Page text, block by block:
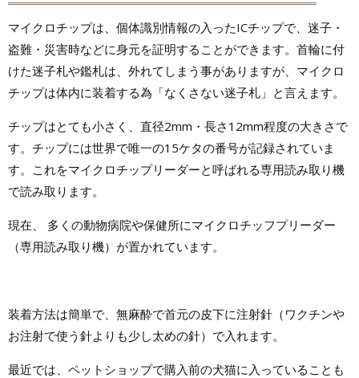
マイクロチップは、個体識別情報の入ったICチップで、迷子・
盗難・災害時などに身元を証明することができます。首輪に付
けた迷子札や鑑札は、外れてしまう事がありますが、マイクロ
チップは体内に装着する為「なくさない迷子札」と言えます。
チップはとても小さく、直径2mm・長さ12mm程度の大きさで
す。チップには世界で唯一の15ケタの番号が記録されていま
す。これをマイクロチップリーダーと呼ばれる専用読み取り機
で読み取ります。
現在、 多くの動物病院や保健所にマイクロチッフプリーダー
（専用読み取り機）が置かれています。
装着方法は簡単で、無麻酔で首元の皮下に注射針（ワクチンや
お注射で使う針よりも少し太めの針）で入れます。
最近では、ペットショップで購入前の犬猫に入っていることも